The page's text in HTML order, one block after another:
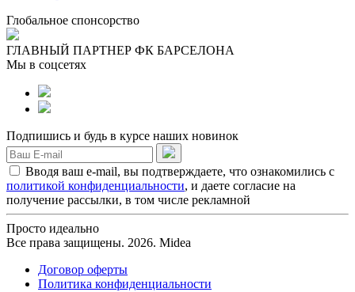
Глобальное спонсорство
ГЛАВНЫЙ ПАРТНЕР ФК БАРСЕЛОНА
Мы в соцсетях
Подпишись и будь в курсе наших новинок
Вводя ваш e-mail, вы подтверждаете, что ознакомились с
политикой конфиденциальности, и даете согласие на
получение рассылки, в том числе рекламной
Просто идеально
Все права защищены. 2026. Midea
Договор оферты
Политика конфиденциальности